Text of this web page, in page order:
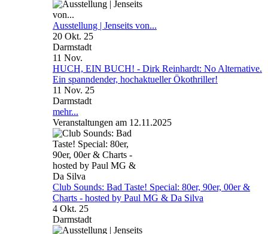
Ausstellung | Jenseits von...
20 Okt. 25
Darmstadt
11 Nov.
HUCH, EIN BUCH! - Dirk Reinhardt: No Alternative.
Ein spanndender, hochaktueller Ökothriller!
11 Nov. 25
Darmstadt
mehr...
Veranstaltungen am 12.11.2025
Club Sounds: Bad Taste! Special: 80er, 90er, 00er &
Charts - hosted by Paul MG & Da Silva
4 Okt. 25
Darmstadt